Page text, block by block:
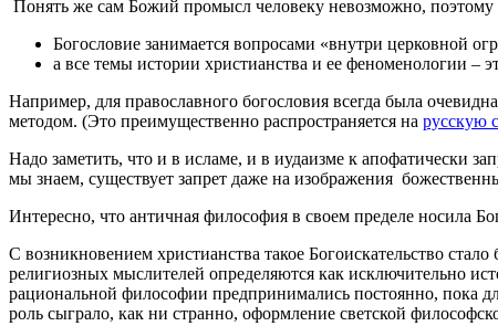
Понять же сам Божий промысл человеку невозможно, поэтому
Богословие занимается вопросами «внутри церковной
а все темы истории христианства и ее феноменологии –
Например, для православного богословия всегда была
методом. (Это преимущественно распространяется на русскую
Надо заметить, что и в исламе, и в иудаизме к апофатически
мы знаем, существует запрет даже на изображения
Интересно, что античная философия в своем пределе носила
С возникновением христианства такое Богоискательство
религиозных мыслителей определяются как исключительно
рациональной философии предпринимались постоянно, пока
роль сыграло, как ни странно, оформление светской